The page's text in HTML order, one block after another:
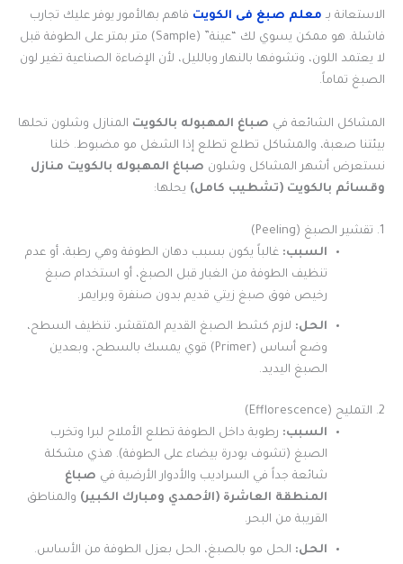
الاستعانة بـ معلم صبغ فى الكويت فاهم بهالأمور يوفر عليك تجارب
فاشلة. هو ممكن يسوي لك “عينة” (Sample) متر بمتر على الطوفة قبل
لا يعتمد اللون، وتشوفها بالنهار وبالليل، لأن الإضاءة الصناعية تغير لون
الصبغ تماماً.
المشاكل الشائعة في صباغ المهبوله بالكويت المنازل وشلون تحلها
بيئتنا صعبة، والمشاكل تطلع تطلع إذا الشغل مو مضبوط. خلنا
نستعرض أشهر المشاكل وشلون صباغ المهبوله بالكويت منازل
وقسائم بالكويت (تشطيب كامل) يحلها:
1. تقشير الصبغ (Peeling)
السبب: غالباً يكون بسبب دهان الطوفة وهي رطبة، أو عدم
تنظيف الطوفة من الغبار قبل الصبغ، أو استخدام صبغ
رخيص فوق صبغ زيتي قديم بدون صنفرة وبرايمر.
الحل: لازم كشط الصبغ القديم المتقشر، تنظيف السطح،
وضع أساس (Primer) قوي يمسك بالسطح، وبعدين
الصبغ اليديد.
2. التمليح (Efflorescence)
السبب: رطوبة داخل الطوفة تطلع الأملاح لبرا وتخرب
الصبغ (تشوف بودرة بيضاء على الطوفة). هذي مشكلة
شائعة جداً في السراديب والأدوار الأرضية في صباغ
المنطقة العاشرة (الأحمدي ومبارك الكبير) والمناطق
القريبة من البحر.
الحل: الحل مو بالصبغ، الحل بعزل الطوفة من الأساس.